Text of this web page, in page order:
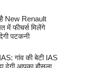
है New Renault
में फीचर्स मिलेंगे
पटकनी
IAS: गांव की बेटी IAS
देगी आपका हौसला